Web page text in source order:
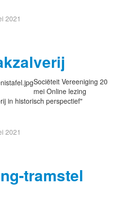
2021
Sociëteit Vereeniging 20
mei Online lezing
in historisch perspectief"
2021
tramstel